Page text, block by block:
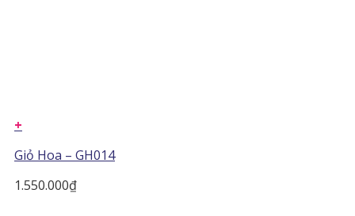
+
Giỏ Hoa – GH014
1.550.000₫